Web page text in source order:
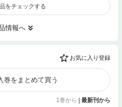
をチェックする
情報へ
お気に入り登録
巻をまとめて買う
1巻から | 最新刊から